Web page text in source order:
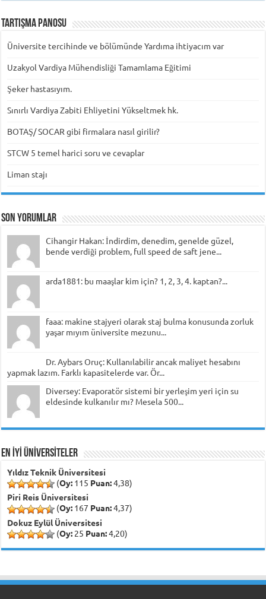
Tartışma Panosu
Üniversite tercihinde ve bölümünde Yardıma ihtiyacım var
Uzakyol Vardiya Mühendisliği Tamamlama Eğitimi
Şeker hastasıyım.
Sınırlı Vardiya Zabiti Ehliyetini Yükseltmek hk.
BOTAŞ/ SOCAR gibi firmalara nasıl girilir?
STCW 5 temel harici soru ve cevaplar
Liman stajı
Son Yorumlar
Cihangir Hakan: İndirdim, denedim, genelde güzel,
bende verdiği problem, full speed de saft jene...
arda1881: bu maaşlar kim için? 1, 2, 3, 4. kaptan?...
faaa: makine stajyeri olarak staj bulma konusunda zorluk
yaşar mıyım üniversite mezunu...
Dr. Aybars Oruç: Kullanılabilir ancak maliyet hesabını
yapmak lazım. Farklı kapasitelerde var. Ör...
Diversey: Evaporatör sistemi bir yerleşim yeri için su
eldesinde kulkanılır mı? Mesela 500...
EN İYİ ÜNİVERSİTELER
Yıldız Teknik Üniversitesi
(Oy: 115 Puan:4,38)
Piri Reis Üniversitesi
(Oy: 167 Puan:4,37)
Dokuz Eylül Üniversitesi
(Oy: 25 Puan:4,20)